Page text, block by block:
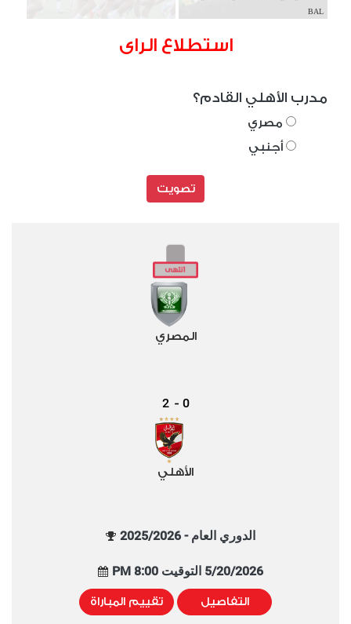
BAL
استطلاع الراى
مدرب الأهلي القادم؟
مصري
أجنبي
تصويت
المصري
0
-
2
الأهلي
الدوري العام - 2025/2026
5/20/2026 التوقيت 8:00 PM
التفاصيل تقييم المباراة